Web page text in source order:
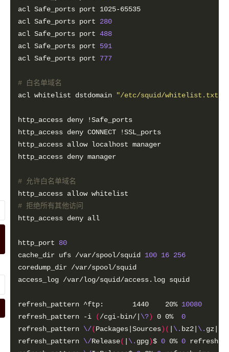
acl Safe_ports port 280
acl Safe_ports port 488
acl Safe_ports port 591
acl Safe_ports port 777
# 白名单域名
acl whitelist dstdomain
"/etc/squid/whitelist.txt"
# 允许白名单域名
# 拒绝所有其他访问
http_port 80
cache_dir ufs /var/spool/squid 100 16 256
refresh_pattern ^ftp:		1440	20% 10080
refresh_pattern -i
(/cgi-bin/| \?) 0	0% 0
refresh_pattern \/(Packages|Sources)( \. bz2| \. gz|
refresh_pattern \/Release( \. gpg)$ 0 0% 0